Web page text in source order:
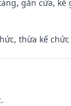
gắn cửa,
thừa kế